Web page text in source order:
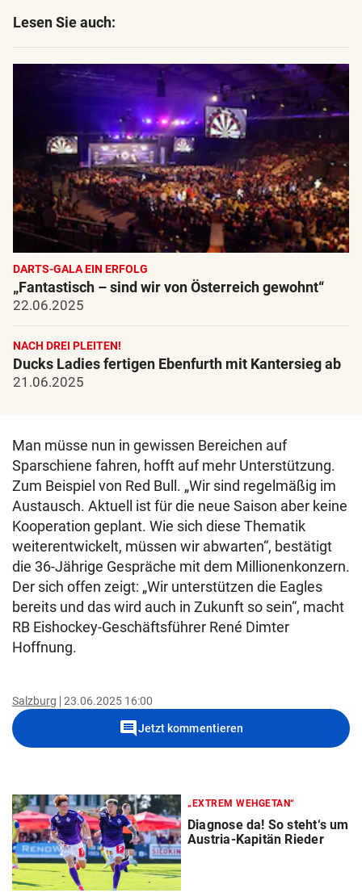
Lesen Sie auch:
DARTS-GALA EIN ERFOLG
„Fantastisch – sind wir von Österreich gewohnt“
22.06.2025
NACH DREI PLEITEN!
Ducks Ladies fertigen Ebenfurth mit Kantersieg ab
21.06.2025
Man müsse nun in gewissen Bereichen auf
Sparschiene fahren, hofft auf mehr Unterstützung.
Zum Beispiel von Red Bull. „Wir sind regelmäßig im
Austausch. Aktuell ist für die neue Saison aber keine
Kooperation geplant. Wie sich diese Thematik
weiterentwickelt, müssen wir abwarten“, bestätigt
die 36-Jährige Gespräche mit dem Millionenkonzern.
Der sich offen zeigt: „Wir unterstützen die Eagles
bereits und das wird auch in Zukunft so sein“, macht
RB Eishockey-Geschäftsführer René Dimter
Hoffnung.
Salzburg 23.06.2025 16:00
commentJetzt kommentieren
„EXTREM WEHGETAN“
Diagnose da! So steht‘s um
Austria-Kapitän Rieder